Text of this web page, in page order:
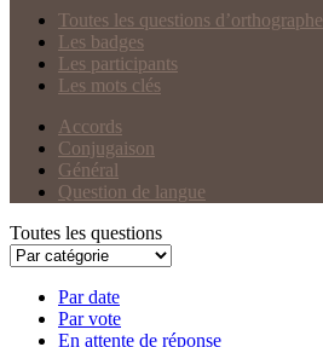
Toutes les questions d’orthographe
Les badges
Les participants
Les mots clés
Accords
Conjugaison
Général
Question de langue
Toutes les questions
Par date
Par vote
En attente de réponse